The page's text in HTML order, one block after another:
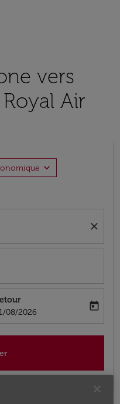
vers
Air
expand_more
close
booking-return-date-aria-label
08/2026
today